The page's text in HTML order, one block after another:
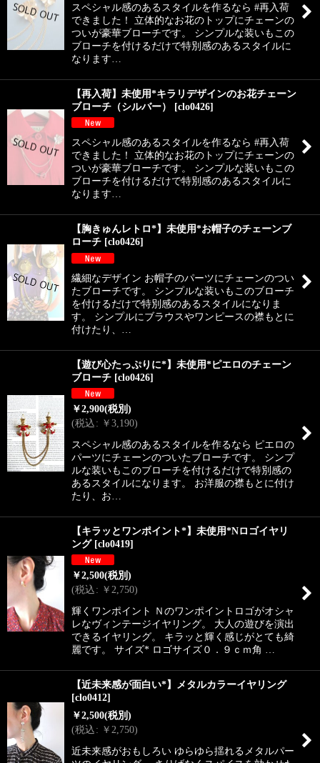
スペシャル感のあるスタイルを作るなら #再入荷
できました！ 立体的なお花のトップにチェーンの
ついが豪華ブローチです。 シンプルな装いもこの
ブローチを付けるだけで特別感のあるスタイルに
なります…
【再入荷】未使用*キラリデザインのお花チェーン
ブローチ（シルバー）
[clo0426]
スペシャル感のあるスタイルを作るなら #再入荷
できました！ 立体的なお花のトップにチェーンの
ついが豪華ブローチです。 シンプルな装いもこの
ブローチを付けるだけで特別感のあるスタイルに
なります…
【胸きゅんレトロ*】未使用*お帽子のチェーンブ
ローチ [clo0426]
繊細なデザイン お帽子のパーツにチェーンのつい
たブローチです。 シンプルな装いもこのブローチ
を付けるだけで特別感のあるスタイルになりま
す。 シンプルにブラウスやワンピースの襟もとに
付けたり、…
【遊び心たっぷりに*】未使用*ピエロのチェーン
ブローチ [clo0426]
￥2,900(税別)
(税込: ￥3,190)
スペシャル感のあるスタイルを作るなら ピエロの
パーツにチェーンのついたブローチです。 シンプ
ルな装いもこのブローチを付けるだけで特別感の
あるスタイルになります。 お洋服の襟もとに付け
たり、お…
【キラッとワンポイント*】未使用*Nロゴイヤリ
ング [clo0419]
￥2,500(税別)
(税込: ￥ 2,750)
輝くワンポイント Ｎのワンポイントロゴがオシャ
レなヴィンテージイヤリング。 大人の遊びを演出
できるイヤリング。 キラッと輝く感じがとても綺
麗です。 サイズ* ロゴサイズ０．９ｃｍ角 …
【近未来感が面白い*】メタルカラーイヤリング
[clo0412]
￥2,500(税別)
(税込: ￥ 2,750)
近未来感がおもしろい ゆらゆら揺れるメタルパー